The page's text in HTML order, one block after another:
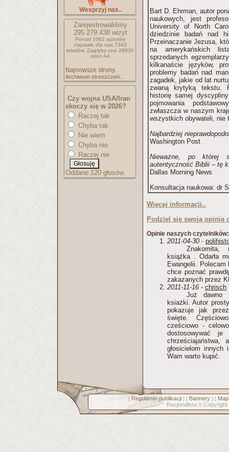
Wesprzyj nas..
Zarejestrowaliśmy
295.279.438wizyt
Ponad 1062 autorów
napisało dla nas 7343
tekstów. Zajęłyby one 28930
stron A4
Najnowsze strony..
Archiwum streszczeń..
Czy wojna USA/Iran
skoczy się w 2026?
Raczej tak
Chyba tak
Nie wiem
Chyba nie
Raczej nie
Oddano 120 głosów.
Bart D. Ehrman, autor
naukowych, jest
University of North
dziedzinie badań nad
Przeinaczanie Jezusa,
na amerykańskich
sprzedanych
kilkanaście języków,
problemy badań nad
zagadek, jakie od lat
zwaną krytyką tekstu.
historię samej
pojmowania
zwłaszcza w naszym
wszystkich obywateli,
Najbardziej
Washington Post
Nieważne, po której
autentyczność Biblii – tę
Dallas Morning News
Konsultacja naukowa: dr
Więcej informacji..
Podziel się swoją opinią
Opinie naszych czytelników:
2011-04-30 -
Znakomita,
książka . Odarła
Ewangelii.
chce poznać
zakazanych przez
2011-11-16 - chrisch
Już dawno
ksiażki. Autor
pokazuje jak
święte.
cześciowo -
dostosowywać
chrześciajaństwa,
głosicielom innych
Wam warto kupić.
[ Regulamin publikacji] [ Bannery] [
Racjonalista © Copyright